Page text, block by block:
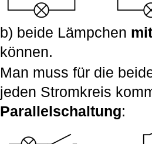
b) beide Lämpchen
können.
Man muss für die
jeden Stromkreis
Parallelschaltung: